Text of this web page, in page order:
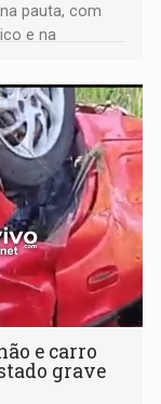
pauta, com
e na
e carro
grave